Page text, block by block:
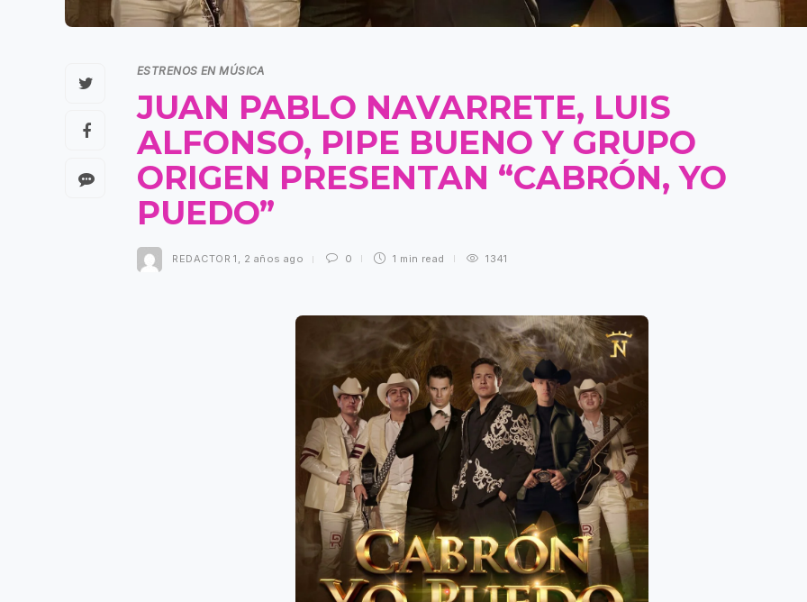
ESTRENOS EN MÚSICA
JUAN PABLO NAVARRETE, LUIS
ALFONSO, PIPE BUENO Y GRUPO
ORIGEN PRESENTAN “CABRÓN, YO
PUEDO”
REDACTOR 1 , 2 años ago 0 1 min read 1341